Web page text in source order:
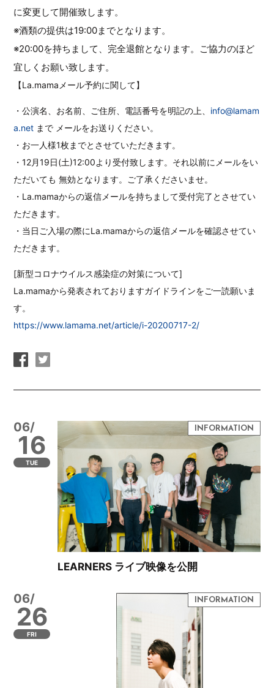
に変更して開催致します。
※酒類の提供は19:00までとなります。
※20:00を持ちまして、完全退館となります。ご協力のほど
宜しくお願い致します。
【La.mamaメール予約に関して】
・公演名、お名前、ご住所、電話番号を明記の上、 info@lamam
a.net まで メールをお送りください。
・お一人様1枚までとさせていただきます。
・12月19日(土)12:00より受付致します。それ以前にメールをい
ただいても 無効となります。ご了承くださいませ。
・La.mamaからの返信メールを持ちまして受付完了とさせてい
ただきます。
・当日ご入場の際にLa.mamaからの返信メールを確認させてい
ただきます。
[新型コロナウイルス感染症の対策について]
La.mamaから発表されておりますガイドラインをご一読願いま
す。
https://www.lamama.net/article/i-20200717-2/
06/
16
TUE
LEARNERS ライブ映像を公開
06/
26
FRI